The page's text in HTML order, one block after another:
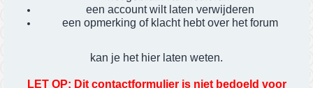
een account wilt laten verwijderen
een opmerking of klacht hebt over het forum
kan je het hier laten weten.
LET OP: Dit contactformulier is niet bedoeld voor